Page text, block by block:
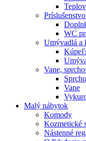
WC
Umývadlá a
Vane,
Vane
Malý nábytok
Komody
Kozmetické
Nástenné